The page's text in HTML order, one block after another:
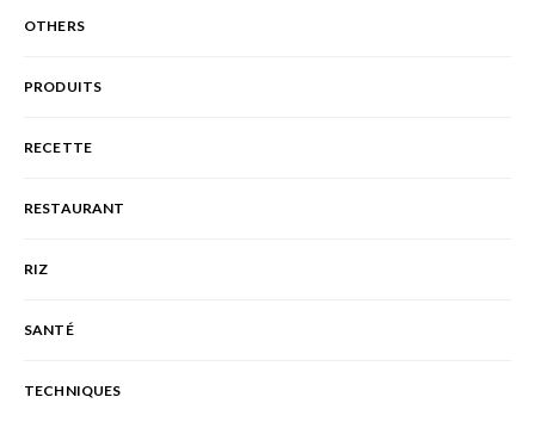
OTHERS
PRODUITS
RECETTE
RESTAURANT
RIZ
SANTÉ
TECHNIQUES